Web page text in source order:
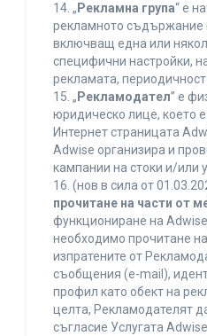
14. „ Рекламна група“ е
рекламното съдържание
включващ една или
специфични настройки,
рекламата,
15. „ Рекламодател” е
юридическо лице, което
Интернет страницата
Adwise организира и
кампании на стоки и/или
16. (нов в сила от
прочитане на части от
функциониране на
необходимо прочитане
изпратените от
съобщения (e-mail),
профил като обект на
целта, Рекламодателят
съгласие Услугата